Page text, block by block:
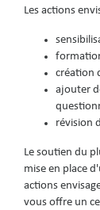
Les actions
création
ajouter
révision
Le soutien du
mise en place
actions
vous offre un